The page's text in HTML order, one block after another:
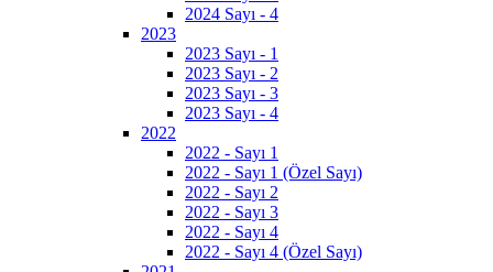
2024 Sayı - 4
2023
2023 Sayı - 1
2023 Sayı - 2
2023 Sayı - 3
2023 Sayı - 4
2022
2022 - Sayı 1
2022 - Sayı 1 (Özel Sayı)
2022 - Sayı 2
2022 - Sayı 3
2022 - Sayı 4
2022 - Sayı 4 (Özel Sayı)